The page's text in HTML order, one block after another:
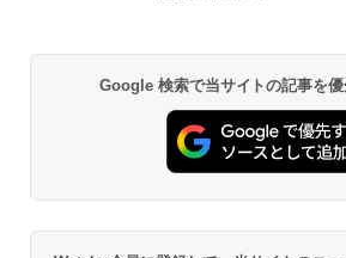
Google 検索で当サイトの記事を